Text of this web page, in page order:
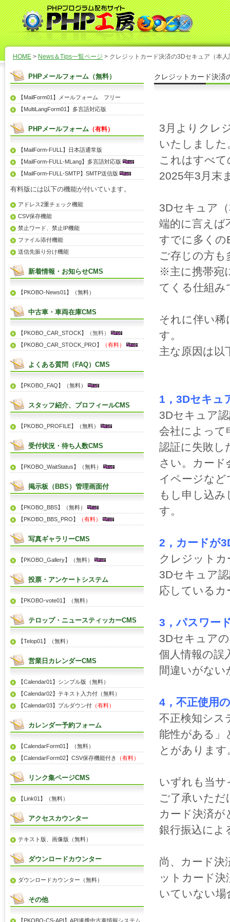
HOME > News＆Tips一覧ページ > クレジットカード決済の3Dセキュア（本
クレジットカード決済
3月よりクレ
いたしました
これはすべ
2025年3月末
3Dセキュア
端的に言えば
すでに多くの
ご存じの方
※主に携帯宛
てくる仕組み
それに伴い
す。
主な原因は以
1，3Dセキュ
3Dセキュア
会社によって
認証に失敗し
さい。カー
イページな
もし申し込
す。
2，カードが
クレジット
3Dセキュア
応している
3，パスワー
3Dセキュア
個人情報の誤
間違いがな
4，不正使用
不正検知シス
能性がある」
とがあります
いずれも当
ご了承いた
カード決済
銀行振込によ
尚、カード決
ットカード
いていない
PHPメールフォーム（無料）
【MailForm01】メールフォーム フリー
【MultiLangForm01】多言語対応版
PHPメールフォーム （有料）
【MailForm-FULL】日本語通常版
【MailForm-FULL-MLang】多言語対応版
【MailForm-FULL-SMTP】SMTP送信版
有料版には以下の機能が付いています。
アドレス2重チェック機能
CSV保存機能
禁止ワード、禁止IP機能
ファイル添付機能
送信先振り分け機能
新着情報・お知らせCMS
【PKOBO-News01】（無料）
中古車・車両在庫CMS
【PKOBO_CAR_STOCK】
（無料）
【PKOBO_CAR_STOCK_PRO】
（有料）
よくある質問（FAQ）CMS
【PKOBO_FAQ】（無料）
スタッフ紹介、プロフィールCMS
【PKOBO_PROFILE】（無料）
受付状況・待ち人数CMS
【PKOBO_WaitStatus】（無料）
掲示板（BBS）管理画面付
【PKOBO_BBS】（無料）
【PKOBO_BBS_PRO】
（有料）
写真ギャラリーCMS
【PKOBO_Gallery】（無料）
投票・アンケートシステム
【PKOBO-vote01】（無料）
テロップ・ニュースティッカーCMS
【Telop01】（無料）
営業日カレンダーCMS
【Calendar01】シンプル版（無料）
【Calendar02】テキスト入力付（無料）
【Calendar03】プルダウン付 （有料）
カレンダー予約フォーム
【CalendarForm01】（無料）
【CalendarForm02】CSV保存機能付き
（有料）
リンク集ページCMS
【Link01】（無料）
アクセスカウンター
テキスト版、画像版（無料）
ダウンロードカウンター
ダウンロードカウンター（無料）
その他
【PKOBO-CS-API】API連携中古車情報システム